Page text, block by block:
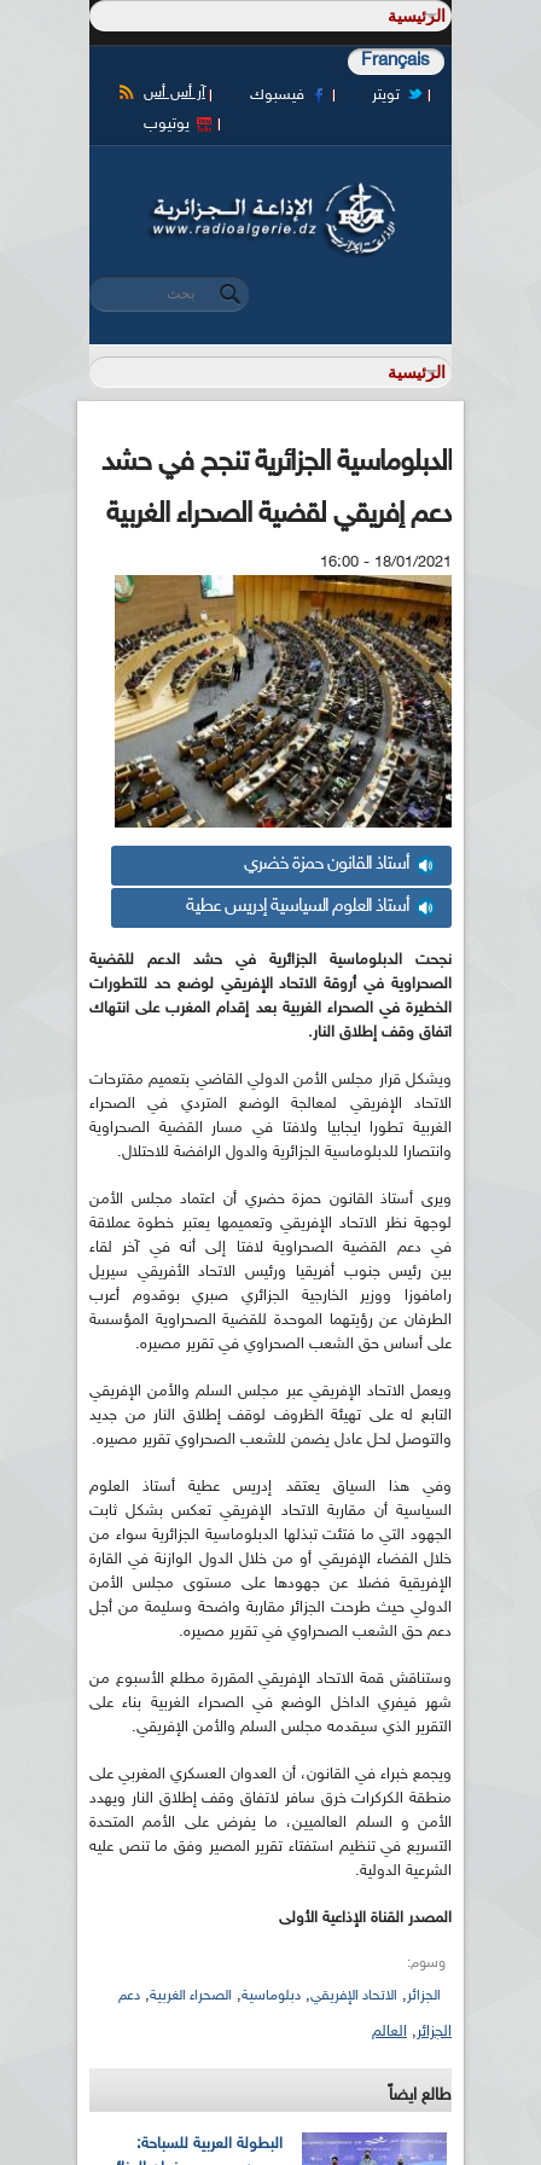
Français
آر أس أس فيسبوك
تويتر
يوتيوب
استمارة البحث
‏بحث ‏
الدبلوماسية الجزائرية تنجح في حشد
دعم إفريقي لقضية الصحراء الغربية
18/01/2021 - 16:00
أستاذ القانون حمزة خضري
أستاذ العلوم السياسية إدريس عطية
نجحت الدبلوماسية الجزائرية في حشد الدعم للقضية
الصحراوية في أروقة الاتحاد الإفريقي لوضع حد للتطورات
الخطيرة في الصحراء الغربية بعد إقدام المغرب على انتهاك
اتفاق وقف إطلاق النار.
ويشكل قرار مجلس الأمن الدولي القاضي بتعميم مقترحات
الاتحاد الإفريقي لمعالجة الوضع المتردي في الصحراء
الغربية تطورا ايجابيا ولافتا في مسار القضية الصحراوية
وانتصارا للدبلوماسية الجزائرية والدول الرافضة للاحتلال.
ويرى أستاذ القانون حمزة حضري أن اعتماد مجلس الأمن
لوجهة نظر الاتحاد الإفريقي وتعميمها يعتبر خطوة عملاقة
في دعم القضية الصحراوية لافتا إلى أنه في آخر لقاء
بين رئيس جنوب أفريقيا ورئيس الاتحاد الأفريقي سيريل
رامافوزا ووزير الخارجية الجزائري صبري بوقدوم أعرب
الطرفان عن رؤيتهما الموحدة للقضية الصحراوية المؤسسة
على أساس حق الشعب الصحراوي في تقرير مصيره.
ويعمل الاتحاد الإفريقي عبر مجلس السلم والأمن الإفريقي
التابع له على تهيئة الظروف لوقف إطلاق النار من جديد
والتوصل لحل عادل يضمن للشعب الصحراوي تقرير مصيره.
وفي هذا السياق يعتقد إدريس عطية أستاذ العلوم
السياسية أن مقاربة الاتحاد الإفريقي تعكس بشكل ثابت
الجهود التي ما فتئت تبذلها الدبلوماسية الجزائرية سواء من
خلال الفضاء الإفريقي أو من خلال الدول الوازنة في القارة
الإفريقية فضلا عن جهودها على مستوى مجلس الأمن
الدولي حيث طرحت الجزائر مقاربة واضحة وسليمة من أجل
دعم حق الشعب الصحراوي في تقرير مصيره.
وستناقش قمة الاتحاد الإفريقي المقررة مطلع الأسبوع من
شهر فيفري الداخل الوضع في الصحراء الغربية بناء على
التقرير الذي سيقدمه مجلس السلم والأمن الإفريقي.
ويجمع خبراء في القانون، أن العدوان العسكري المغربي على
منطقة الكركرات خرق سافر لاتفاق وقف إطلاق النار ويهدد
الأمن و السلم العالميين، ما يفرض على الأمم المتحدة
التسريع في تنظيم استفتاء تقرير المصير وفق ما تنص عليه
الشرعية الدولية.
المصدر القناة الإذاعية الأولى
وسوم:
الجزائر, الاتحاد الإفريقي, دبلوماسية, الصحراء الغربية, دعم
الجزائر, العالم
طالع ايضاً
البطولة العربية للسباحة: